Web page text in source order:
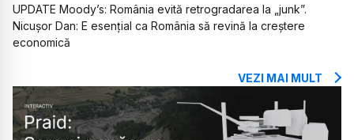
UPDATE Moody’s: România evită retrogradarea la „junk”.
Nicușor Dan: E esențial ca România să revină la creștere
economică
VEZI MAI MULT